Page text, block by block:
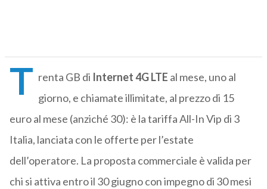
T renta GB di Internet 4G LTE al mese, uno al
giorno, e chiamate illimitate, al prezzo di 15
euro al mese (anziché 30): è la tariffa All-In Vip di 3
Italia, lanciata con le offerte per l’estate
dell’operatore. La proposta commerciale è valida per
chi si attiva entro il 30 giugno con impegno di 30 mesi